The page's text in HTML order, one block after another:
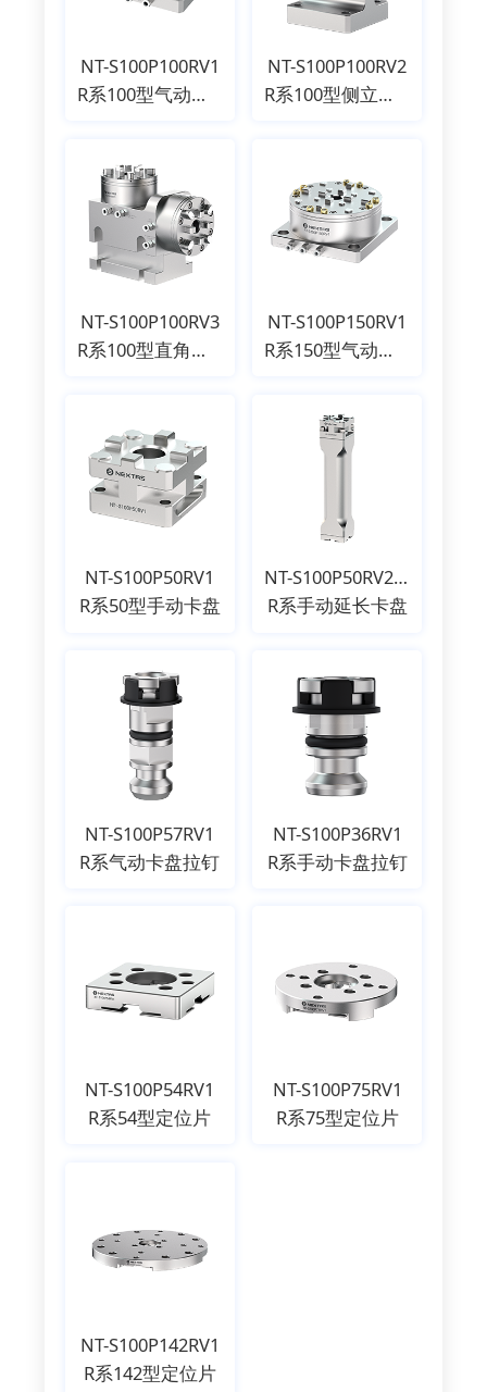
NT-S100P100RV1
R系100型气动卡盘
NT-S100P100RV2
R系100型侧立式气动卡盘
NT-S100P100RV3
R系100型直角式气动卡盘
NT-S100P150RV1
R系150型气动卡盘
NT-S100P50RV1
R系50型手动卡盘
NT-S100P50RV2/NT-S100P50RV3
R系手动延长卡盘
NT-S100P57RV1
R系气动卡盘拉钉
NT-S100P36RV1
R系手动卡盘拉钉
NT-S100P54RV1
R系54型定位片
NT-S100P75RV1
R系75型定位片
NT-S100P142RV1
R系142型定位片